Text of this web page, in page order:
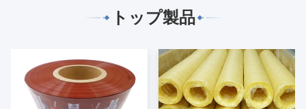
トップ製品